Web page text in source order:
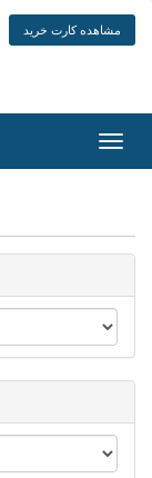
مشاهده کارت خرید